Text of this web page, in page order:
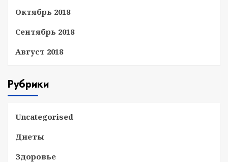
Октябрь 2018
Сентябрь 2018
Август 2018
Рубрики
Uncategorised
Диеты
Здоровье